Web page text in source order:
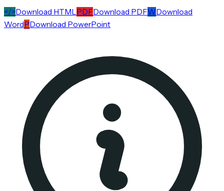
</>Download HTML PDFDownload PDFWDownload
WordPDownload PowerPoint